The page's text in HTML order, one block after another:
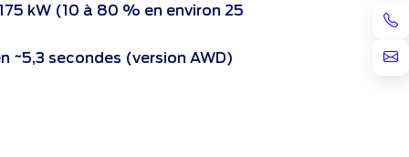
kW (10 à 80 % en environ 25
~5,3 secondes (version AWD)